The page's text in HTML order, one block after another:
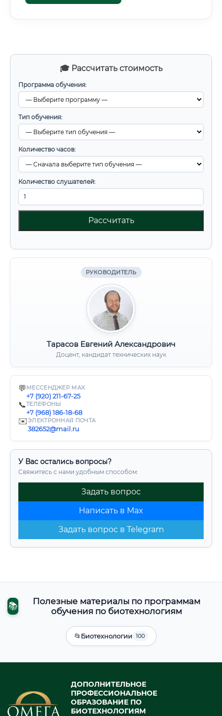
🎓 Рассчитать стоимость
Программа обучения:
Тип обучения:
Количество часов:
Количество слушателей:
Рассчитать
РУКОВОДИТЕЛЬ
Тарасов Евгений Александрович
Доцент, кандидат технических наук
💬 МЕССЕНДЖЕР MAX
+7 (920) 211-67-25
📞ТЕЛЕФОНЫ
+7 (968) 186-18-68
✉️ЭЛЕКТРОННАЯ ПОЧТА
382652@mail.ru
У Вас остались вопросы?
Свяжитесь с нами удобным способом:
Задать вопрос
Написать в Max
Задать вопрос в Telegram
📚
Полезные материалы по программам
обучения по биотехнологиям
📂Биотехнологии 100
ДОПОЛНИТЕЛЬНОЕ
ПРОФЕССИОНАЛЬНОЕ
ОБРАЗОВАНИЕ ПО
БИОТЕХНОЛОГИЯМ